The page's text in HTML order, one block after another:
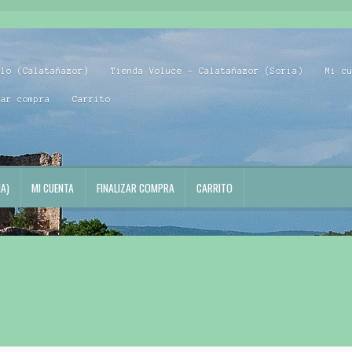
(Calatañazor) Tienda Voluce – Calatañazor (Soria) Mi
compra Carrito
MI CUENTA FINALIZAR COMPRA CARRITO